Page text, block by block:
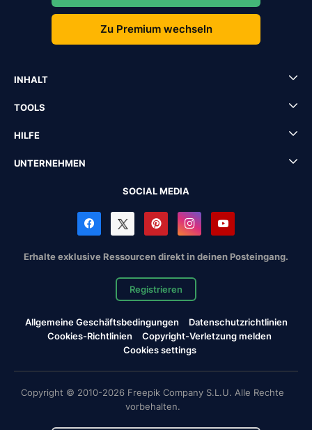
Zu Premium wechseln
INHALT
TOOLS
HILFE
UNTERNEHMEN
SOCIAL MEDIA
Erhalte exklusive Ressourcen direkt in deinen Posteingang.
Registrieren
Allgemeine Geschäftsbedingungen
Datenschutzrichtlinien
Cookies-Richtlinien
Copyright-Verletzung melden
Cookies settings
Copyright © 2010-2026 Freepik Company S.L.U. Alle Rechte
vorbehalten.